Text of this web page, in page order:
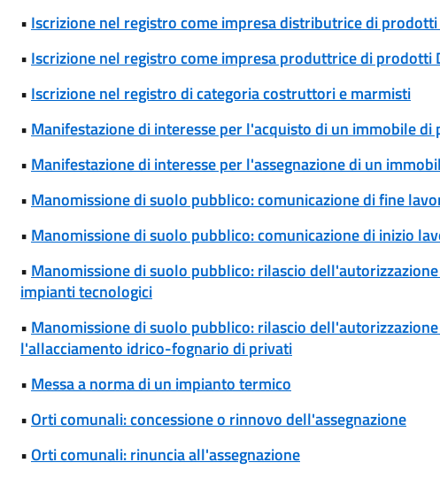
• Iscrizione nel registro come impresa distributrice di prodotti
• Iscrizione nel registro come impresa produttrice di prodotti
• Iscrizione nel registro di categoria costruttori e marmisti
• Manifestazione di interesse per l'acquisto di un immobile
• Manifestazione di interesse per l'assegnazione di un
• Manomissione di suolo pubblico: comunicazione di fine
• Manomissione di suolo pubblico: comunicazione di inizio
• Manomissione di suolo pubblico: rilascio
impianti tecnologici
• Manomissione di suolo pubblico: rilascio
l'allacciamento idrico-fognario di privati
• Messa a norma di un impianto termico
•Orti comunali: concessione o rinnovo dell'assegnazione
•Orti comunali: rinuncia all'assegnazione